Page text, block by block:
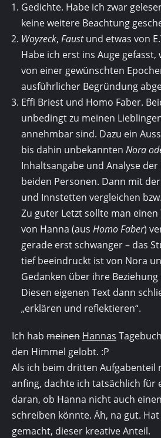
Gedichte. Habe ich zwar
keine weitere Beachtung
Woyzeck, Faustund etwas von
Habe ich erst ins Auge
von einer gewünschten
ausführlicher Begründung
Effi Briest und Homo Faber.
unbedingt zu meinen
annehmbar sind. Dazu ein
bis dahin unbekannten Nora
Inhaltsangabe und Analyse
beiden Personen. Dann mit
und Innstetten vergleichen
Zu guter Letzt sollte man
von Hanna (aus Homo Faber)
gerade erst schwanger – das
tief beeindruckt ist von Nora
Gedanken über ihre
Diesen eigenen Text dann
„erklären und reflektieren“.
Ich hab meinen Hannas
den Himmel gelobt. :P
Als ich beim dritten Aufgabenteil
anfing, dachte ich tatsächlich für
daran, ob Hanna nicht auch
schreiben könnte. Äh, na gut.
gemacht, dieser kreative Anteil.